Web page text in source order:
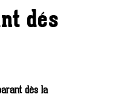
dés
dès la